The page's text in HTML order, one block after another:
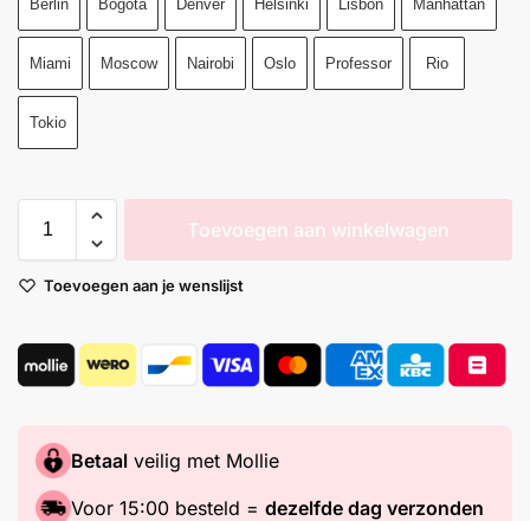
Berlin Bogota Denver Helsinki Lisbon Manhattan
Miami Moscow Nairobi Oslo Professor Rio
Tokio
Toevoegen aan winkelwagen
Toevoegen aan je wenslijst
Betaal veilig met Mollie
Voor 15:00 besteld = dezelfde dag verzonden